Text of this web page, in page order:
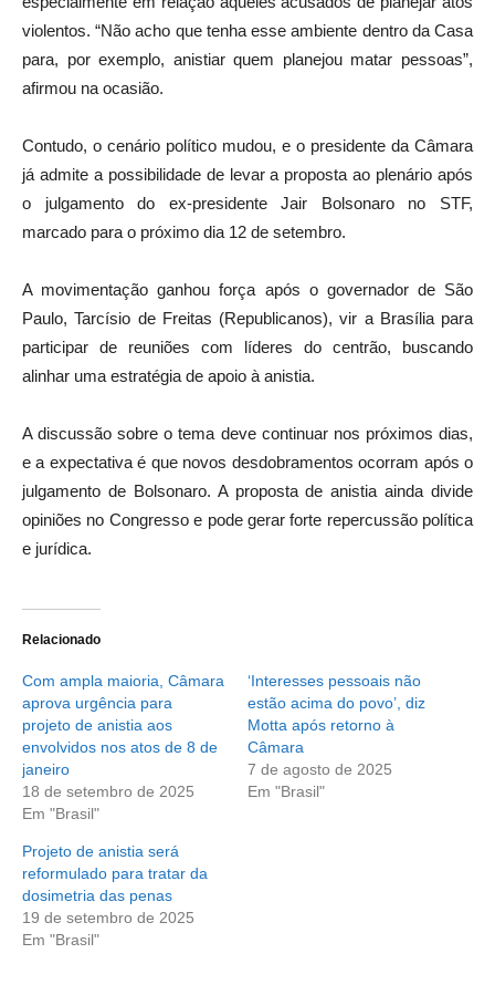
violentos. “Não acho que tenha esse ambiente dentro da Casa
para, por exemplo, anistiar quem planejou matar pessoas”,
afirmou na ocasião.
Contudo, o cenário político mudou, e o presidente da Câmara
já admite a possibilidade de levar a proposta ao plenário após
o julgamento do ex-presidente Jair Bolsonaro no STF,
marcado para o próximo dia 12 de setembro.
A movimentação ganhou força após o governador de São
Paulo, Tarcísio de Freitas (Republicanos), vir a Brasília para
participar de reuniões com líderes do centrão, buscando
alinhar uma estratégia de apoio à anistia.
A discussão sobre o tema deve continuar nos próximos dias,
e a expectativa é que novos desdobramentos ocorram após o
julgamento de Bolsonaro. A proposta de anistia ainda divide
opiniões no Congresso e pode gerar forte repercussão política
e jurídica.
Relacionado
Com ampla maioria, Câmara
aprova urgência para
projeto de anistia aos
envolvidos nos atos de 8 de
janeiro
18 de setembro de 2025
Em "Brasil"
‘Interesses pessoais não
estão acima do povo’, diz
Motta após retorno à
Câmara
7 de agosto de 2025
Em "Brasil"
Projeto de anistia será
reformulado para tratar da
dosimetria das penas
19 de setembro de 2025
Em "Brasil"